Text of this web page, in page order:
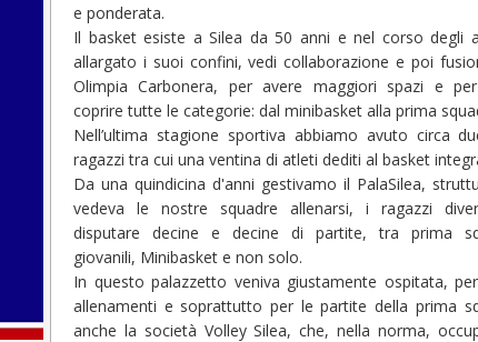
e ponderata.
Il basket esiste a Silea da 50 anni e nel corso degli
allargato i suoi confini, vedi collaborazione e poi
Olimpia Carbonera, per avere maggiori spazi e
coprire tutte le categorie: dal minibasket alla prima
Nell’ultima stagione sportiva abbiamo avuto circa
ragazzi tra cui una ventina di atleti dediti al basket
Da una quindicina d'anni gestivamo il PalaSilea,
vedeva le nostre squadre allenarsi, i ragazzi
disputare decine e decine di partite, tra prima
giovanili, Minibasket e non solo.
In questo palazzetto veniva giustamente ospitata,
allenamenti e soprattutto per le partite della prima
anche la società Volley Silea, che, nella norma,